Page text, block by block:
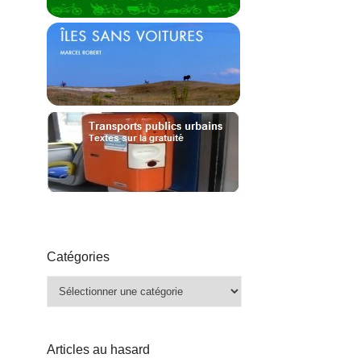
Catégories
Catégories
Articles au hasard